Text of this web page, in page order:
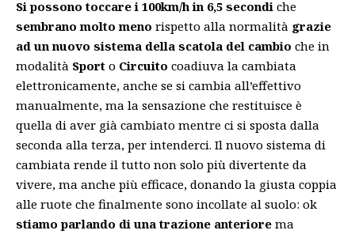
Si possono toccare i 100km/h in 6,5 secondi che
sembrano molto meno rispetto alla normalità grazie
ad un nuovo sistema della scatola del cambio che in
modalità Sport o Circuito coadiuva la cambiata
elettronicamente, anche se si cambia all’effettivo
manualmente, ma la sensazione che restituisce è
quella di aver già cambiato mentre ci si sposta dalla
seconda alla terza, per intenderci. Il nuovo sistema di
cambiata rende il tutto non solo più divertente da
vivere, ma anche più efficace, donando la giusta coppia
alle ruote che finalmente sono incollate al suolo: ok
stiamo parlando di una trazione anteriore ma